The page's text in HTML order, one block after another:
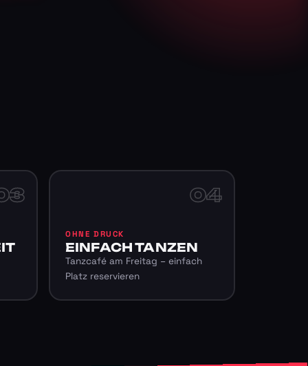
04
OHNE DRUCK
EINFACH TANZEN
Tanzcafé am Freitag – einfach
Platz reservieren